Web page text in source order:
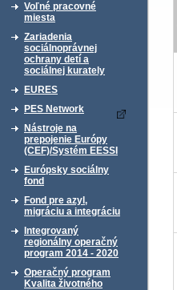
Voľné pracovné
miesta
Zariadenia
sociálnoprávnej
ochrany detí a
sociálnej kurately
EURES
PES Network
Nástroje na
prepojenie Európy
(CEF)/Systém EESSI
Európsky sociálny
fond
Fond pre azyl,
migráciu a integráciu
Integrovaný
regionálny operačný
program 2014 - 2020
Operačný program
Kvalita životného